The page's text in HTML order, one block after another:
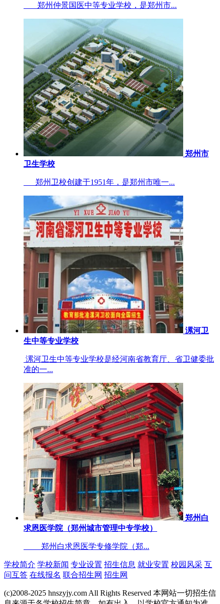
郑州仲景国医中等专业学校，是郑州市...
郑州市
卫生学校
郑州卫校创建于1951年，是郑州市唯一...
漯河卫
生中等专业学校
漯河卫生中等专业学校是经河南省教育厅、省卫健委批
准的一...
郑州白
求恩医学院（郑州城市管理中专学校）
郑州白求恩医学专修学院（郑...
学校简介 学校新闻 专业设置 招生信息 就业安置 校园风采 互
问互答 在线报名 联合招生网 招生网
(c)2008-2025 hnszyjy.com All Rights Reserved 本网站一切招生信